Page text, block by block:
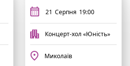
21 Серпня 19:00
Концерт-хол «Юність»
Миколаїв